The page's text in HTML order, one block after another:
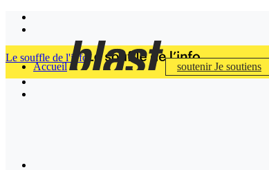
Accueil soutenirJe soutiens
Le souffle de l'info